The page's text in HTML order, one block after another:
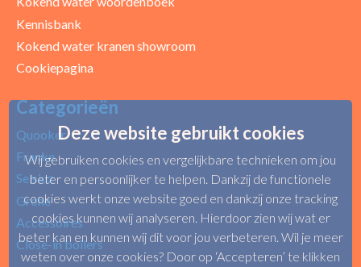
Kennisbank
Kokend water kranen showroom
Cookiepagina
Categorieën
Quooker
Franke
Selsiuz
Grohe
Accessoires
Close-in boilers
Deze website gebruikt cookies
Wij gebruiken cookies en vergelijkbare technieken om jou
beter en persoonlijker te helpen. Dankzij de functionele
cookies werkt onze website goed en dankzij onze tracking
cookies kunnen wij analyseren. Hierdoor zien wij wat er
beter kan en kunnen wij dit voor jou verbeteren. Wil je meer
weten over onze cookies? Door op ‘Accepteren’ te klikken